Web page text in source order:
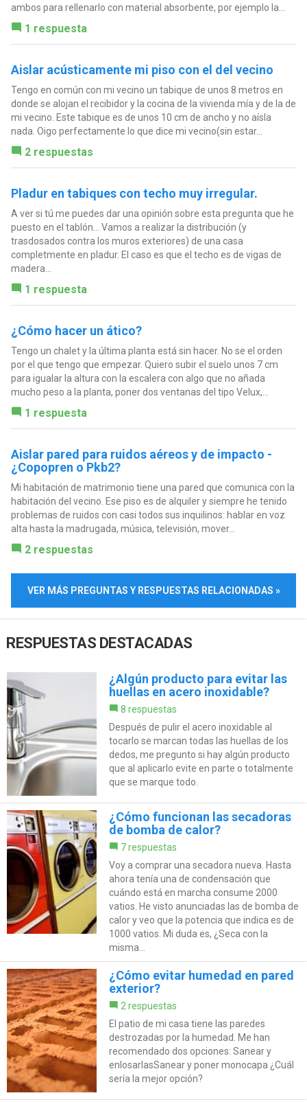
ambos para rellenarlo con material absorbente, por ejemplo la...
1 respuesta
Aislar acústicamente mi piso con el del vecino
Tengo en común con mi vecino un tabique de unos 8 metros en
donde se alojan el recibidor y la cocina de la vivienda mía y de la de
mi vecino. Este tabique es de unos 10 cm de ancho y no aísla
nada. Oigo perfectamente lo que dice mi vecino(sin estar...
2 respuestas
Pladur en tabiques con techo muy irregular.
A ver si tú me puedes dar una opinión sobre esta pregunta que he
puesto en el tablón... Vamos a realizar la distribución (y
trasdosados contra los muros exteriores) de una casa
completmente en pladur. El caso es que el techo es de vigas de
madera...
1 respuesta
¿Cómo hacer un ático?
Tengo un chalet y la última planta está sin hacer. No se el orden
por el que tengo que empezar. Quiero subir el suelo unos 7 cm
para igualar la altura con la escalera con algo que no añada
mucho peso a la planta, poner dos ventanas del tipo Velux,...
1 respuesta
Aislar pared para ruidos aéreos y de impacto -
¿Copopren o Pkb2?
Mi habitación de matrimonio tiene una pared que comunica con la
habitación del vecino. Ese piso es de alquiler y siempre he tenido
problemas de ruidos con casi todos sus inquilinos: hablar en voz
alta hasta la madrugada, música, televisión, mover...
2 respuestas
VER MÁS PREGUNTAS Y RESPUESTAS RELACIONADAS »
RESPUESTAS DESTACADAS
¿Algún producto para evitar las
huellas en acero inoxidable?
8 respuestas
Después de pulir el acero inoxidable al
tocarlo se marcan todas las huellas de los
dedos, me pregunto si hay algún producto
que al aplicarlo evite en parte o totalmente
que se marque todo.
¿Cómo funcionan las secadoras
de bomba de calor?
7 respuestas
Voy a comprar una secadora nueva. Hasta
ahora tenía una de condensación que
cuándo está en marcha consume 2000
vatios. He visto anunciadas las de bomba de
calor y veo que la potencia que indica es de
1000 vatios. Mi duda es, ¿Seca con la
misma...
¿Cómo evitar humedad en pared
exterior?
2 respuestas
El patio de mi casa tiene las paredes
destrozadas por la humedad. Me han
recomendado dos opciones: Sanear y
enlosarlasSanear y poner monocapa ¿Cuál
sería la mejor opción?